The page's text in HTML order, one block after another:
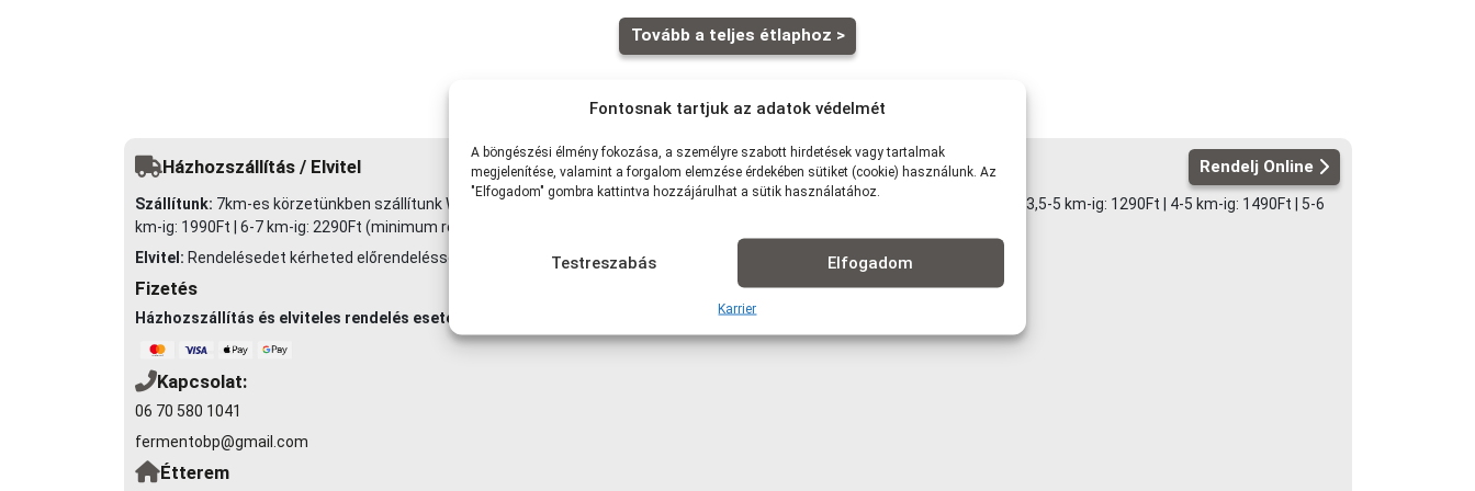
Fontosnak tartjuk az adatok védelmét
A böngészési élmény fokozása, a személyre szabott hirdetések vagy tartalmak
megjelenítése, valamint a forgalom elemzése érdekében sütiket (cookie) használunk. Az
"Elfogadom" gombra kattintva hozzájárulhat a sütik használatához.
Elfogadom
Testreszabás
Karrier
Tovább a teljes étlaphoz >
Házhozszállítás / Elvitel Rendelj Online
Szállítunk: 7km-es körzetünkben szállítunk Wolt futárszolgálattal: 1,5 km -ig: 490Ft | 1,5-2,5 km-ig: 790Ft | 2,5-3,5 km-ig: 990Ft | 3,5-5 km-ig: 1290Ft | 4-5 km-ig: 1490Ft | 5-6
km-ig: 1990Ft | 6-7 km-ig: 2290Ft (minimum rendelés: 3 000 Ft)
Elvitel: Rendelésedet kérheted előrendeléssel elvitelre, vagy akár házhozszállítással is!
Fizetés
Házhozszállítás és elviteles rendelés esetén Utánvéttel is fizethetsz (kártya/készpénz/SZÉP kártya, az étel átvételekor)
Kapcsolat:
06 70 580 1041
fermentobp@gmail.com
Étterem